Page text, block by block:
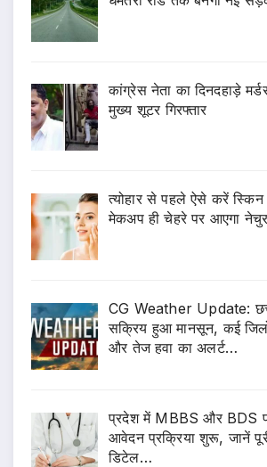
कांग्रेस नेता का दिनदहाड़े
मुख्य शूटर गिरफ्तार
त्योहार से पहले ऐसे करें स्किन
मेकअप ही चेहरे पर आएगा
CG Weather Update:
सक्रिय हुआ मानसून, कई जिलों
और तेज हवा का अलर्ट…
प्रदेश में MBBS और BDS
आवेदन प्रक्रिया शुरू, जानें
डिटेल…